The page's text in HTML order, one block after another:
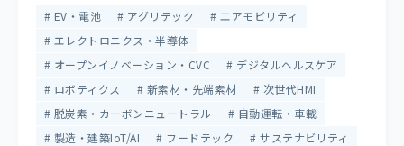
EV・電池 アグリテック
エアモビリティ
エレクトロニクス・半導体
オープンイノベーション・CVC
デジタルヘルスケア
ロボティクス
新素材・先端素材
次世代HMI
脱炭素・カーボンニュートラル
自動運転・車載
製造・建築IoT/AI
フードテック
サステナビリティ